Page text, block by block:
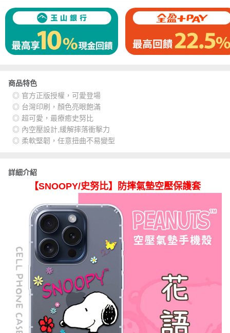
商品特色
◎ 官方正版授權，可愛登場
◎ 台灣印刷，顏色亮眼飽滿
◎ 超可愛，最療癒史努比
◎ 內空壓設計,緩解摔落衝擊力
◎ 柔軟堅韌，任意扭曲不易變型
詳細介紹
【SNOOPY/史努比】防摔氣墊空壓保護套